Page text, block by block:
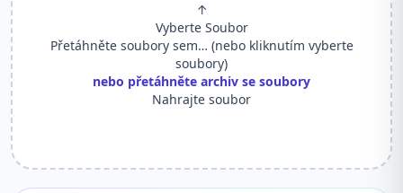
↑
Vyberte Soubor
Přetáhněte soubory sem… (nebo kliknutím vyberte
soubory)
nebo přetáhněte archiv se soubory
Nahrajte soubor